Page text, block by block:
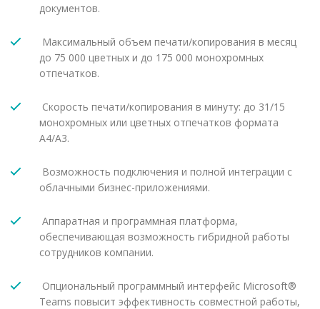
документов.
Максимальный объем печати/копирования в месяц
до 75 000 цветных и до 175 000 монохромных
отпечатков.
Скорость печати/копирования в минуту: до 31/15
монохромных или цветных отпечатков формата
A4/A3.
Возможность подключения и полной интеграции с
облачными бизнес-приложениями.
Аппаратная и программная платформа,
обеспечивающая возможность гибридной работы
сотрудников компании.
Опциональный программный интерфейс Microsoft®
Teams повысит эффективность совместной работы,